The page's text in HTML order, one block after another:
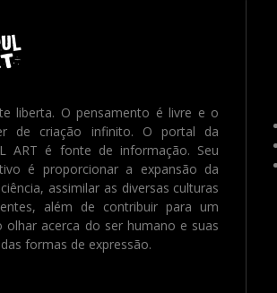
liberta. O pensamento é livre e o
de criação infinito. O portal da
ART é fonte de informação. Seu
é proporcionar a expansão da
assimilar as diversas culturas
além de contribuir para um
olhar acerca do ser humano e suas
formas de expressão.